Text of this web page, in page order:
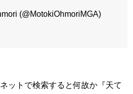
(@MotokiOhmoriMGA)
ットで検索すると何故か『天て